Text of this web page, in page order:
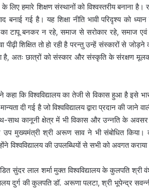
हमारे शिक्षण संस्थानों को विश्वस्तरीय बनाना है।
बनाई गई है। यह शिक्षा नीति भावी परिदृश्य को
का टापू बनकर न रहे, समाज से सरोकार रहे, समाज एवं
शिक्षित तो हो रही है परन्तु उन्हें संस्कारों से जोड़ने
है, अतः छात्रों को संस्कार और संस्कृति के संरक्षण मूलक
कहा कि विश्वविद्यालय का तेजी से विकास हुआ है इसे
दी गई है जो विश्वविद्यालय द्वारा प्रदान की जाने
साथ कानूनी क्षेत्र में भी विकास और उन्नति के
मुख्यमंत्री श्री अरूण साव ने भी संबोधित किया।
विश्वविद्यालय की उपलब्धियों से सभी को अवगत
सुंदर लाल शर्मा मुक्त विश्वविद्यालय के कुलपति
दुर्ग की कुलपति डॉ. अरूणा पलटा, श्री भूपेन्द्र